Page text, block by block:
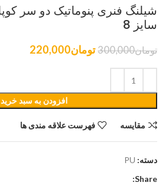
سایز 8
تومان300,000 تومان220,000
افزودن به سبد خرید
مقایسه فهرست علاقه مندی ها
دسته: PU
Share: